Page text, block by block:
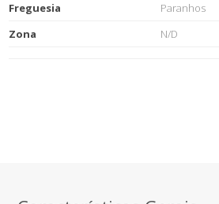
Freguesia
Paranhos
Zona
N/D